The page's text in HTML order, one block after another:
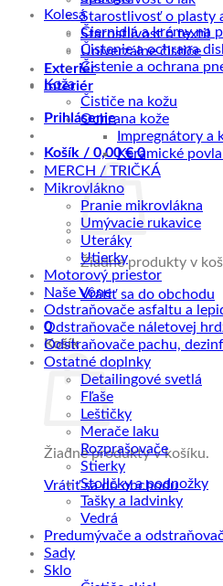
Starostlivosť o plasty
Starostlivosť o textil
Univerzálne čističe
Exteriér
Interiér
Prihlásenie
Košík / 0,00€ 0
Žiadne produkty v
Vrátiť sa do obchodu
0
Košík
Žiadne produkty v košíku.
Vrátiť sa do obchodu
Kolesá
Čiernidlá a krémy na
Čistenie a ochrana
Čistenie a ochrana
Koža
Čističe na kožu
Ochrana kože
Impregnátory a
Keramické
MERCH / TRIČKÁ
Mikrovlákno
Pranie mikrovlákna
Umývacie rukavice
Uteráky
Utierky
Motorový priestor
Naše Vône
Odstraňovače asfaltu a
Odstraňovače náletovej
Odstraňovače pachu,
Ostatné doplnky
Detailingové svetlá
Fľaše
Leštičky
Merače laku
Rozprašovače
Stierky
Stoličky a podnožky
Tašky a ladvinky
Vedrá
Predumývače a
Sady
Sklo